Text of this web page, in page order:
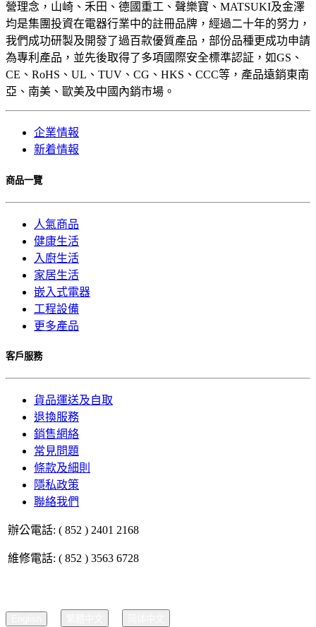
營理念，山崎、禾田、德國重工、聲樂寶、MATSUKI及金澤
均是集團投資在電器行業中的註冊品牌，經過二十年的努力，
我們成功研製及開發了過百款優質產品，部份品種更成功申請
為專利產品，並先後取得了多項國際安全標準認証，如GS、
CE、RoHS、UL、TUV、CG、HKS、CCC等，產品遠銷東南
亞、南美、歐美及中國內銷市場。
企業情報
新着情報
商品一覽
人氣商品
健康生活
入廚生活
家居生活
嵌入式電器
工程設備
更多產品
客戶服務
貨品運送及自取
退換服務
銷售網絡
常見問題
條款及細則
隱私政策
聯絡我們
辦公電話: ( 852 ) 2401 2168
維修電話: ( 852 ) 3563 6728